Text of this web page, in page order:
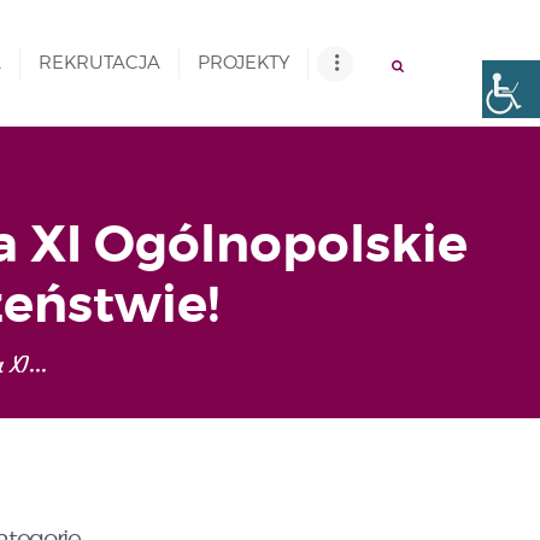
REKRUTACJA PROJEKTY
XI Ogólnopolskie
XI...